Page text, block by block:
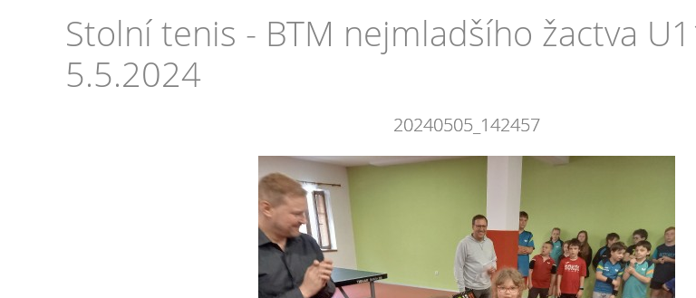
Stolní tenis - BTM nejmladšího žactva
5.5.2024
20240505_142457